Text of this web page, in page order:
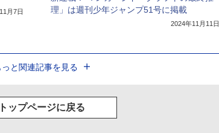
月7日
理」は週刊少年ジャンプ51号に掲載
2024年11月11日
と関連記事を見る
ップページに戻る